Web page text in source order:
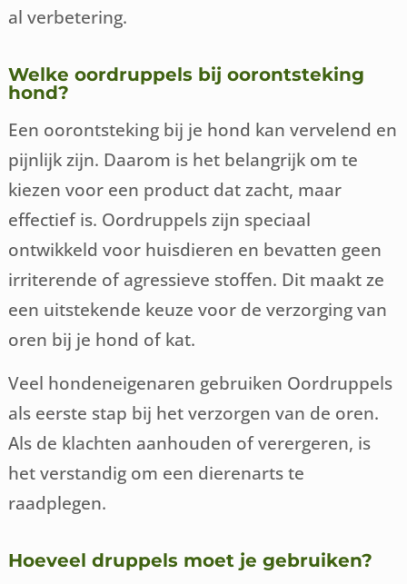
al verbetering.
Welke oordruppels bij oorontsteking
hond?
Een oorontsteking bij je hond kan vervelend en
pijnlijk zijn. Daarom is het belangrijk om te
kiezen voor een product dat zacht, maar
effectief is. Oordruppels zijn speciaal
ontwikkeld voor huisdieren en bevatten geen
irriterende of agressieve stoffen. Dit maakt ze
een uitstekende keuze voor de verzorging van
oren bij je hond of kat.
Veel hondeneigenaren gebruiken Oordruppels
als eerste stap bij het verzorgen van de oren.
Als de klachten aanhouden of verergeren, is
het verstandig om een dierenarts te
raadplegen.
Hoeveel druppels moet je gebruiken?